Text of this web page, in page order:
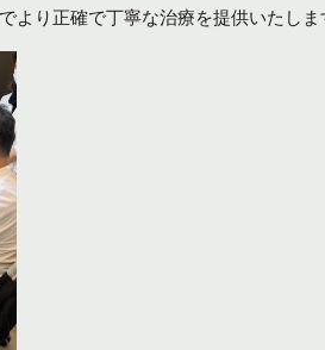
より正確で丁寧な治療を提供いたしま